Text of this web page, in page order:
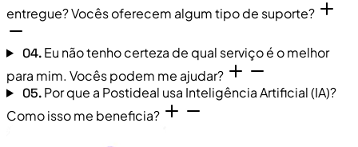
entregue? Vocês oferecem algum tipo de suporte?
04.Eu não tenho certeza de qual serviço é o melhor
para mim. Vocês podem me ajudar?
05.Por que a Postideal usa Inteligência Artificial (IA)?
Como isso me beneficia?